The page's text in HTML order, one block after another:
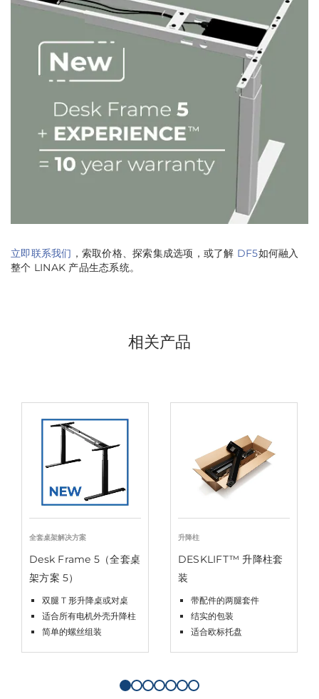
立即联系我们 ，索取价格、探索集成选项，或了解 DF5如何融入
整个 LINAK 产品生态系统。
相关产品
全套桌架解决方案
Desk Frame 5（全套桌
架方案 5）
双腿 T 形升降桌或对桌
适合所有电机外壳升降柱
简单的螺丝组装
升降柱
DESKLIFT™ 升降柱套
装
带配件的两腿套件
结实的包装
适合欧标托盘